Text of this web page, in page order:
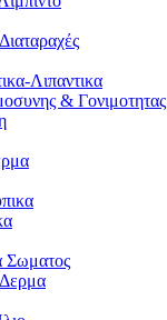
Λιπαντικα
& Γονιμοτητας
Σωματος